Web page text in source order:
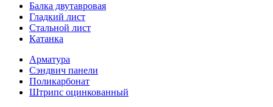
Балка двутавровая
Гладкий лист
Стальной лист
Катанка
Арматура
Сэндвич панели
Поликарбонат
Штрипс оцинкованный